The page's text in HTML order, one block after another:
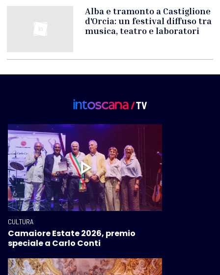
Alba e tramonto a Castiglione
d'Orcia: un festival diffuso tra
musica, teatro e laboratori
CULTURA
Camaiore Estate 2026, premio
speciale a Carlo Conti